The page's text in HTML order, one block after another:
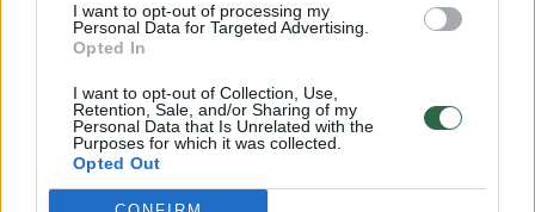
I want to opt-out of processing my
Personal Data for Targeted Advertising.
Opted In
I want to opt-out of Collection, Use,
Retention, Sale, and/or Sharing of my
Personal Data that Is Unrelated with the
Purposes for which it was collected.
Opted Out
Žinios | Lietuvos diena
00:02:01
„Pagarba pirmajai premjerei“: pasidalijo jautriais
prisiminimais apie Kazimierą Prunskienę